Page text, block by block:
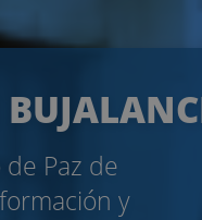
Paz de
y